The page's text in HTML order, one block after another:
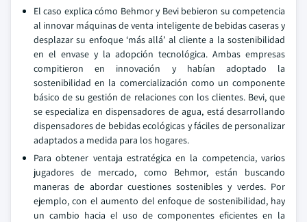
El caso explica cómo Behmor y Bevi bebieron su competencia
al innovar máquinas de venta inteligente de bebidas caseras y
desplazar su enfoque ‘más allá’ al cliente a la sostenibilidad
en el envase y la adopción tecnológica. Ambas empresas
compitieron en innovación y habían adoptado la
sostenibilidad en la comercialización como un componente
básico de su gestión de relaciones con los clientes. Bevi, que
se especializa en dispensadores de agua, está desarrollando
dispensadores de bebidas ecológicas y fáciles de personalizar
adaptados a medida para los hogares.
Para obtener ventaja estratégica en la competencia, varios
jugadores de mercado, como Behmor, están buscando
maneras de abordar cuestiones sostenibles y verdes. Por
ejemplo, con el aumento del enfoque de sostenibilidad, hay
un cambio hacia el uso de componentes eficientes en la